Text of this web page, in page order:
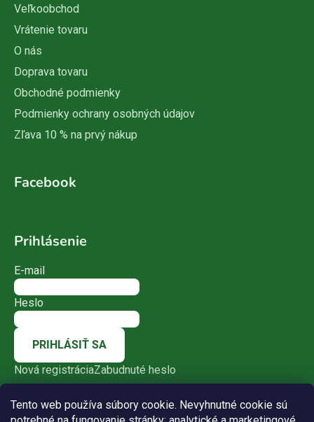
Tento web používa súbory cookie. Nevyhnutné cookie sú
Veľkoobchod
Vrátenie tovaru
O nás
Doprava tovaru
Obchodné podmienky
Podmienky ochrany osobných údajov
Zľava 10 % na prvý nákup
Facebook
Prihlásenie
E-mail
Heslo
PRIHLÁSIŤ SA
Nová registráciaZabudnuté heslo